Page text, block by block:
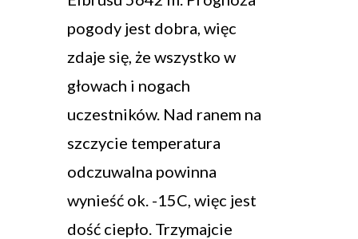
pogody jest dobra, więc
zdaje się, że wszystko w
głowach i nogach
uczestników. Nad ranem na
szczycie temperatura
odczuwalna powinna
wynieść ok. -15C, więc jest
dość ciepło. Trzymajcie